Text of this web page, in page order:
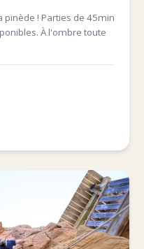
! Parties de 45min
À l'ombre toute